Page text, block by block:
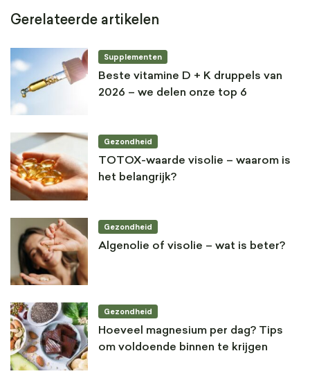
Gerelateerde artikelen
Supplementen
Beste vitamine D + K druppels van
2026 – we delen onze top 6
Gezondheid
TOTOX-waarde visolie – waarom is
het belangrijk?
Gezondheid
Algenolie of visolie – wat is beter?
Gezondheid
Hoeveel magnesium per dag? Tips
om voldoende binnen te krijgen